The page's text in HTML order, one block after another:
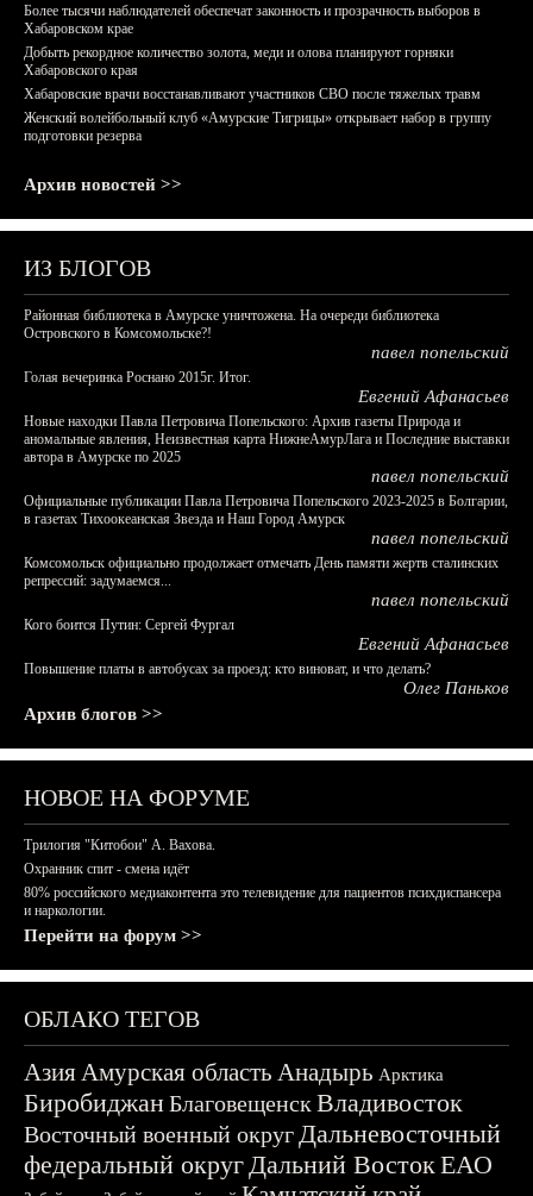
Более тысячи наблюдателей обеспечат законность и прозрачность выборов в
Хабаровском крае
Добыть рекордное количество золота, меди и олова планируют горняки
Хабаровского края
Хабаровские врачи восстанавливают участников СВО после тяжелых травм
Женский волейбольный клуб «Амурские Тигрицы» открывает набор в группу
подготовки резерва
Архив новостей >>
ИЗ БЛОГОВ
Районная библиотека в Амурске уничтожена. На очереди библиотека
Островского в Комсомольске?!
павел попельский
Голая вечеринка Роснано 2015г. Итог.
Евгений Афанасьев
Новые находки Павла Петровича Попельского: Архив газеты Природа и
аномальные явления, Неизвестная карта НижнеАмурЛага и Последние выставки
автора в Амурске по 2025
павел попельский
Официальные публикации Павла Петровича Попельского 2023-2025 в Болгарии,
в газетах Тихоокеанская Звезда и Наш Город Амурск
павел попельский
Комсомольск официально продолжает отмечать День памяти жертв сталинских
репрессий: задумаемся...
павел попельский
Кого боится Путин: Сергей Фургал
Евгений Афанасьев
Повышение платы в автобусах за проезд: кто виноват, и что делать?
Олег Паньков
Архив блогов >>
НОВОЕ НА ФОРУМЕ
Трилогия "Китобои" А. Вахова.
Охранник спит - смена идёт
80% российского медиаконтента это телевидение для пациентов психдиспансера
и наркологии.
Перейти на форум >>
ОБЛАКО ТЕГОВ
АзияАмурская область Анадырь Арктика
БиробиджанБлаговещенскВладивосток
Восточный военный округДальневосточный
федеральный округДальний ВостокЕАО